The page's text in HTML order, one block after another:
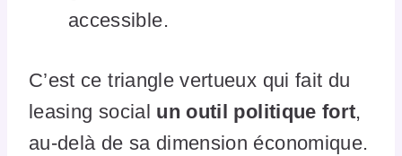
accessible.
C’est ce triangle vertueux qui fait du
leasing social un outil politique fort,
au-delà de sa dimension économique.